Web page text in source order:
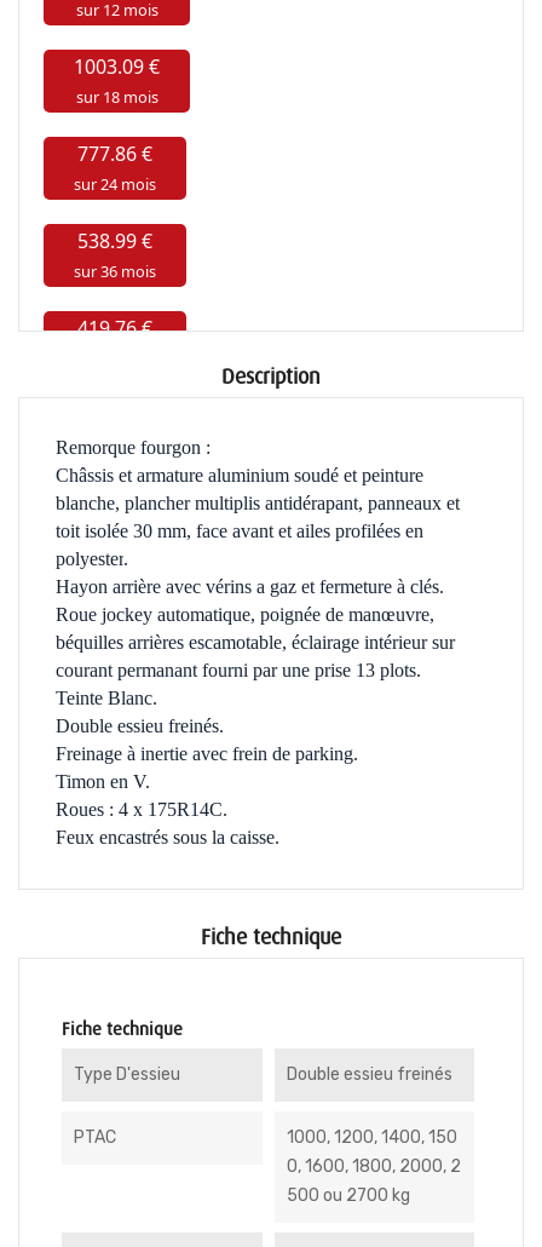
Description
Remorque fourgon :
Châssis et armature aluminium soudé et peinture
blanche, plancher multiplis antidérapant, panneaux et
toit isolée 30 mm, face avant et ailes profilées en
polyester.
Hayon arrière avec vérins a gaz et fermeture à clés.
Roue jockey automatique, poignée de manœuvre,
béquilles arrières escamotable, éclairage intérieur sur
courant permanant fourni par une prise 13 plots.
Teinte Blanc.
Double essieu freinés.
Freinage à inertie avec frein de parking.
Timon en V.
Roues : 4 x 175R14C.
Feux encastrés sous la caisse.
Fiche technique
Fiche technique
Type D'essieu Double essieu freinés
PTAC
1000, 1200, 1400, 150
0, 1600, 1800, 2000, 2
500 ou 2700 kg